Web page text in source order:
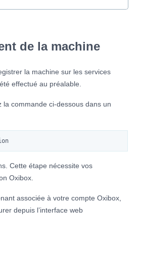
de la machine
la machine sur les services
effectué au préalable.
la commande ci-dessous dans un
oxibox-registration
Cette étape nécessite vos
Oxibox.
associée à votre compte Oxibox,
depuis l’interface web